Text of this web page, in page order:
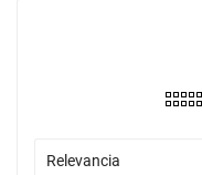
Relevancia